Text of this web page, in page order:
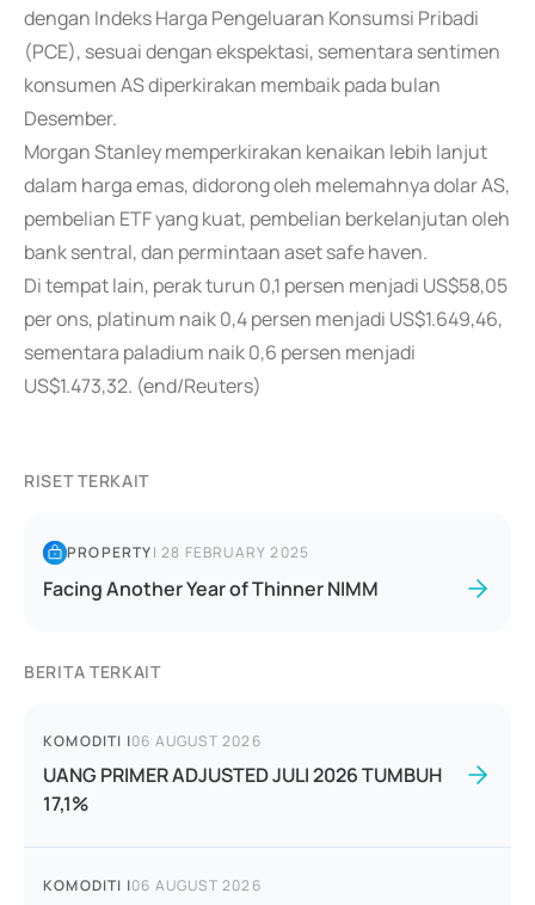
dengan Indeks Harga Pengeluaran Konsumsi Pribadi
(PCE), sesuai dengan ekspektasi, sementara sentimen
konsumen AS diperkirakan membaik pada bulan
Desember.
Morgan Stanley memperkirakan kenaikan lebih lanjut
dalam harga emas, didorong oleh melemahnya dolar AS,
pembelian ETF yang kuat, pembelian berkelanjutan oleh
bank sentral, dan permintaan aset safe haven.
Di tempat lain, perak turun 0,1 persen menjadi US$58,05
per ons, platinum naik 0,4 persen menjadi US$1.649,46,
sementara paladium naik 0,6 persen menjadi
US$1.473,32. (end/Reuters)
RISET TERKAIT
PROPERTY|28 FEBRUARY 2025
Facing Another Year of Thinner NIMM
BERITA TERKAIT
KOMODITI |06 AUGUST 2026
UANG PRIMER ADJUSTED JULI 2026 TUMBUH
17,1%
KOMODITI |06 AUGUST 2026